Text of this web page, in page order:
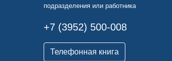
подразделения или работника
+7 (3952) 500-008
Телефонная книга